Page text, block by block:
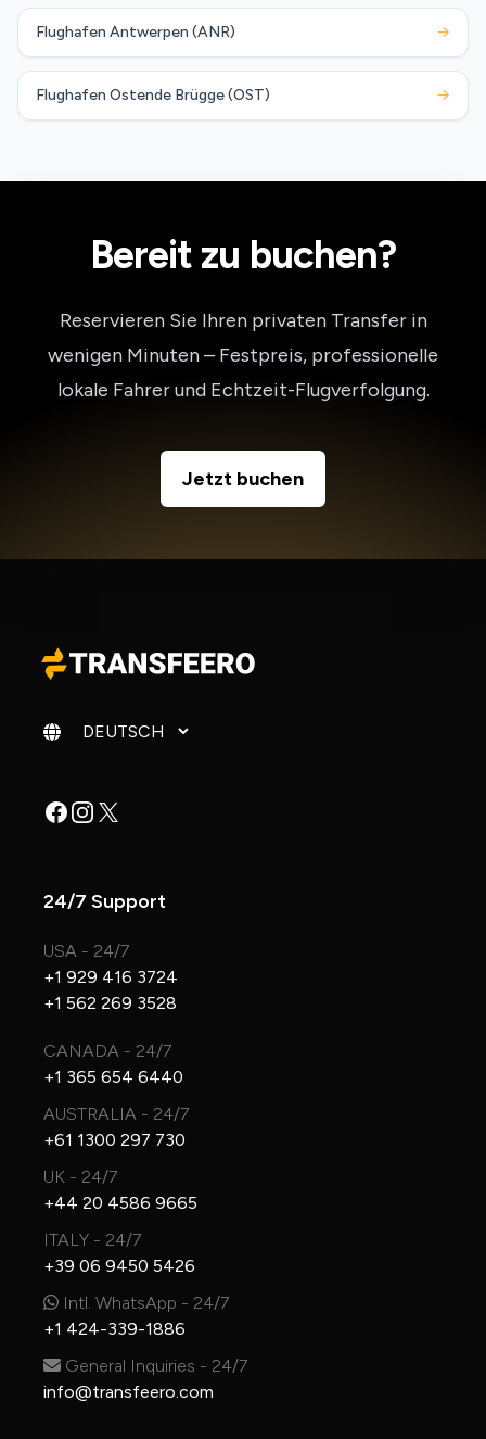
Flughafen Antwerpen (ANR) →
Flughafen Ostende Brügge (OST) →
Bereit zu buchen?
Reservieren Sie Ihren privaten Transfer in
wenigen Minuten – Festpreis, professionelle
lokale Fahrer und Echtzeit-Flugverfolgung.
Jetzt buchen
Sprache ändern
Facebook
Instagram
X
24/7 Support
USA - 24/7
+1 929 416 3724
+1 562 269 3528
CANADA - 24/7
+1 365 654 6440
AUSTRALIA - 24/7
+61 1300 297 730
UK - 24/7
+44 20 4586 9665
ITALY - 24/7
+39 06 9450 5426
Intl. WhatsApp - 24/7
+1 424-339-1886
General Inquiries - 24/7
info@transfeero.com